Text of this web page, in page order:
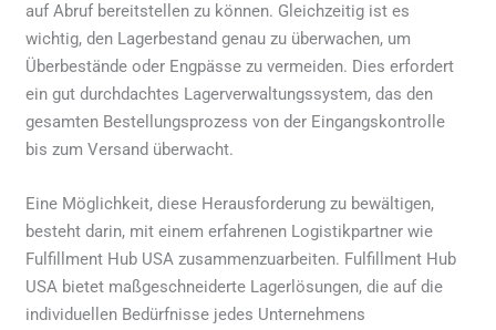
auf Abruf bereitstellen zu können. Gleichzeitig ist es
wichtig, den Lagerbestand genau zu überwachen, um
Überbestände oder Engpässe zu vermeiden. Dies erfordert
ein gut durchdachtes Lagerverwaltungssystem, das den
gesamten Bestellungsprozess von der Eingangskontrolle
bis zum Versand überwacht.
Eine Möglichkeit, diese Herausforderung zu bewältigen,
besteht darin, mit einem erfahrenen Logistikpartner wie
Fulfillment Hub USA zusammenzuarbeiten. Fulfillment Hub
USA bietet maßgeschneiderte Lagerlösungen, die auf die
individuellen Bedürfnisse jedes Unternehmens